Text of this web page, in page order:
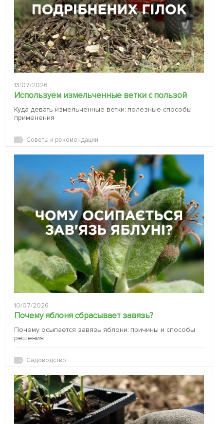
13/07/2026
Используем измельченные ветки с пользой
Куда девать измельченные ветки: полезные способы
применения
Советы и рекомендации
10/07/2026
Почему яблоня сбрасывает завязь?
Почему осыпается завязь яблони: причины и способы
решения
Садоводство